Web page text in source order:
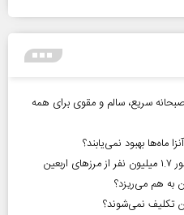
صبحانه چی درست کنم؟ معرفی ۳۰ صبحانه سریع، سالم و مقوی برای همه
ماه‌ها بهبود نمی‌یابند؟
به هم می‌ریزد؟
تکلیف نمی‌شوند؟